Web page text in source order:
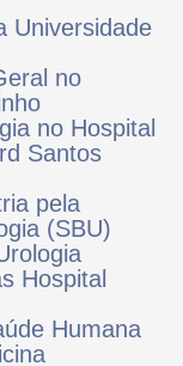
Hospital
Humana
Bombeiros
de